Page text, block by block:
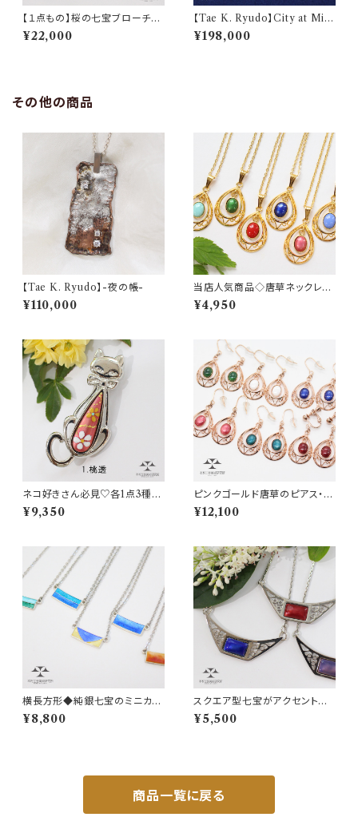
【１点もの】桜の七宝ブローチペ
ンダント（シルバー枠）
¥22,000
【Tae K. Ryudo】City at Mid
night Ⅱ (0.105ct)
¥198,000
その他の商品
【Tae K. Ryudo】-夜の帳-
¥110,000
当店人気商品◇唐草ネックレス
◆誕生石カラーやセーラームー
ン風と話題！
¥4,950
ネコ好きさん必見♡各1点3種◇
花畑のネコブローチ◆七宝アク
セサリー
¥9,350
ピンクゴールド唐草のピアス・イ
ヤリング
¥12,100
横長方形◆純銀七宝のミニカラ
ータイルネックレス
¥8,800
スクエア型七宝がアクセントに
◆唐草七宝チョーカー
¥5,500
商品一覧に戻る